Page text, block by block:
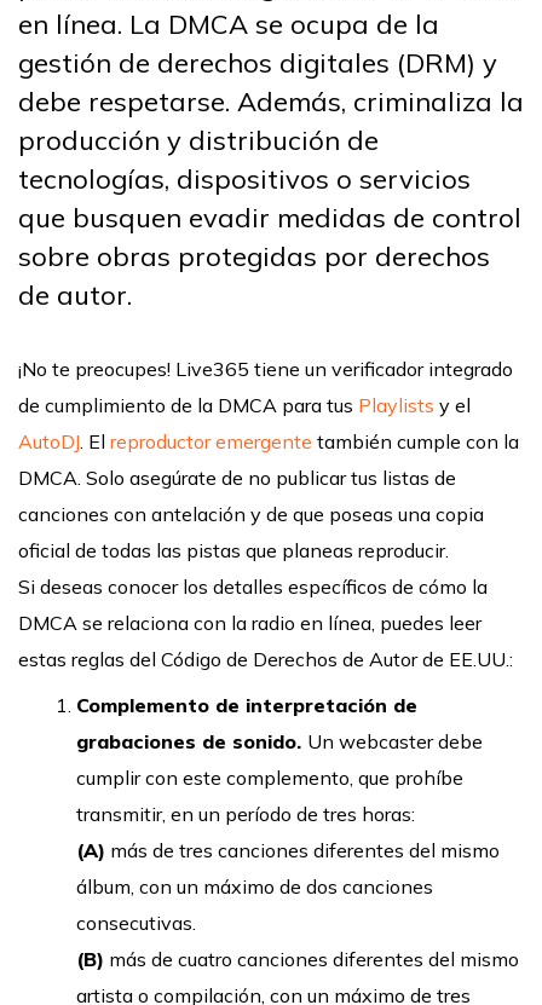
en línea. La DMCA se ocupa de la
gestión de derechos digitales (DRM) y
debe respetarse. Además, criminaliza la
producción y distribución de
tecnologías, dispositivos o servicios
que busquen evadir medidas de control
sobre obras protegidas por derechos
de autor.
¡No te preocupes! Live365 tiene un verificador integrado
de cumplimiento de la DMCA para tus Playlists y el
AutoDJ. El reproductor emergente también cumple con la
DMCA. Solo asegúrate de no publicar tus listas de
canciones con antelación y de que poseas una copia
oficial de todas las pistas que planeas reproducir.
Si deseas conocer los detalles específicos de cómo la
DMCA se relaciona con la radio en línea, puedes leer
estas reglas del Código de Derechos de Autor de EE.UU.:
Complemento de interpretación de
grabaciones de sonido. Un webcaster debe
cumplir con este complemento, que prohíbe
transmitir, en un período de tres horas:
(A) más de tres canciones diferentes del mismo
álbum, con un máximo de dos canciones
consecutivas.
(B) más de cuatro canciones diferentes del mismo
artista o compilación, con un máximo de tres